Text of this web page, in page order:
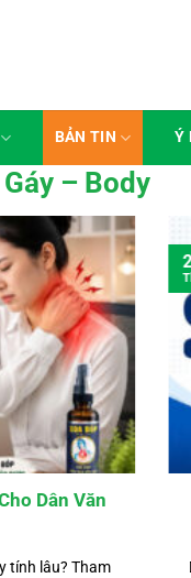
BẢN TIN Ý
– Body
Dân Văn
tính lâu? Tham